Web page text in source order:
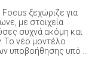
ξεχώριζε για
με στοιχεία
συχνά ακόμη και
Το νέο μοντέλο
υποβοήθησης υπό ...